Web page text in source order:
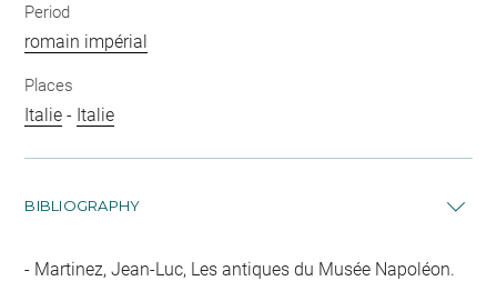
Period
romain impérial
Places
Italie - Italie
BIBLIOGRAPHY
Martinez, Jean-Luc, Les antiques du Musée Napoléon.